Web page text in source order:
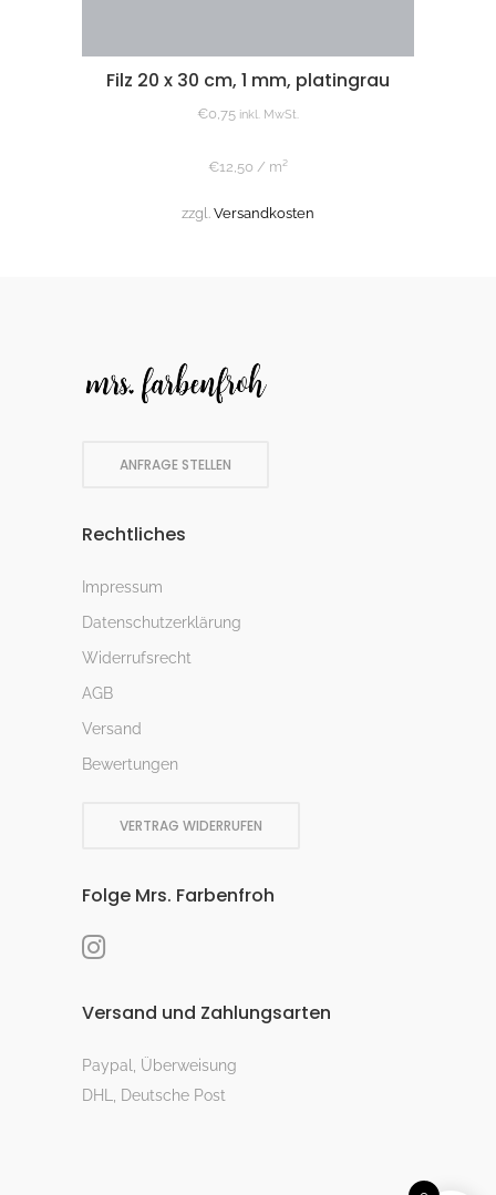
Filz 20 x 30 cm, 1 mm, platingrau
€0,75 inkl. MwSt.
€12,50 / m²
zzgl. Versandkosten
ANFRAGE STELLEN
Rechtliches
Impressum
Datenschutzerklärung
Widerrufsrecht
AGB
Versand
Bewertungen
VERTRAG WIDERRUFEN
Folge Mrs. Farbenfroh
Versand und Zahlungsarten
Paypal, Überweisung
DHL, Deutsche Post